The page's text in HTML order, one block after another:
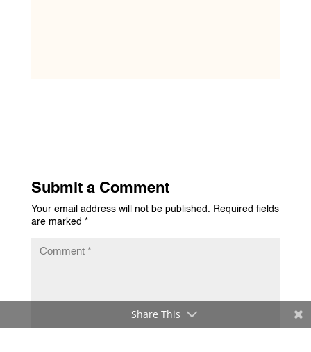
Submit a Comment
Your email address will not be published. Required fields
are marked *
Share This